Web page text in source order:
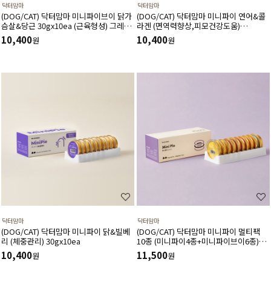
닥터맘마
(DOG/CAT) 닥터맘마 미니파이브이 닭가
슴살&당근 30gx10ea (근육형성) 그레인
프리,신선한원료,소화잘되는텍스쳐,저자
극&저칼로리
10,400원
닥터맘마
(DOG/CAT) 닥터맘마 미니파이 연어&콜
라겐 (면역력향상,피모건강도움)
30gx10ea
10,400원
닥터맘마
(DOG/CAT) 닥터맘마 미니파이 닭&빌베
리 (체중관리) 30gx10ea
10,400원
닥터맘마
(DOG/CAT) 닥터맘마 미니파이 멀티팩
10종 (미니파이4종+미니파이브이6종)
30gx10ea
11,500원